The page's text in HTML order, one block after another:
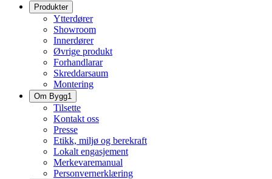
Produkter
Ytterdører
Showroom
Innerdører
Øvrige produkt
Forhandlarar
Skreddarsaum
Montering
Om Bygg1
Tilsette
Kontakt oss
Presse
Etikk, miljø og berekraft
Lokalt engasjement
Merkevaremanual
Personvernerklæring